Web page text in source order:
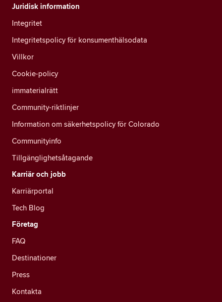
Juridisk information
Integritet
Integritetspolicy för konsumenthälsodata
Villkor
Cookie-policy
immaterialrätt
Community-riktlinjer
Information om säkerhetspolicy för Colorado
Communityinfo
Tillgänglighetsåtagande
Karriär och jobb
Karriärportal
Tech Blog
Företag
FAQ
Destinationer
Press
Kontakta